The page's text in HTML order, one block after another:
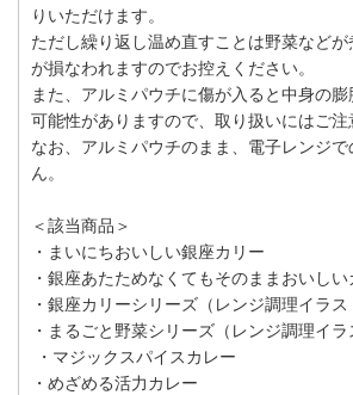
りいただけます。
ただし繰り返し温め直すことは野菜など
が損なわれますのでお控えください。
また、アルミパウチに傷が入ると中身の
可能性がありますので、取り扱いにはご注
なお、アルミパウチのまま、電子レンジ
ん。
＜該当商品＞
・まいにちおいしい銀座カリー
・銀座あたためなくてもそのままおいしい
・銀座カリーシリーズ（レンジ調理イラス
・まるごと野菜シリーズ（レンジ調理イラ
・マジックスパイスカレー
・めざめる活力カレー